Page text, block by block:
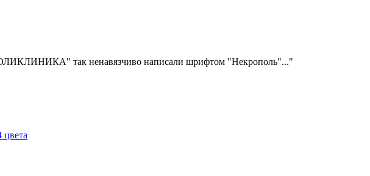
так ненавязчиво написали шрифтом "Некрополь"...
цвета